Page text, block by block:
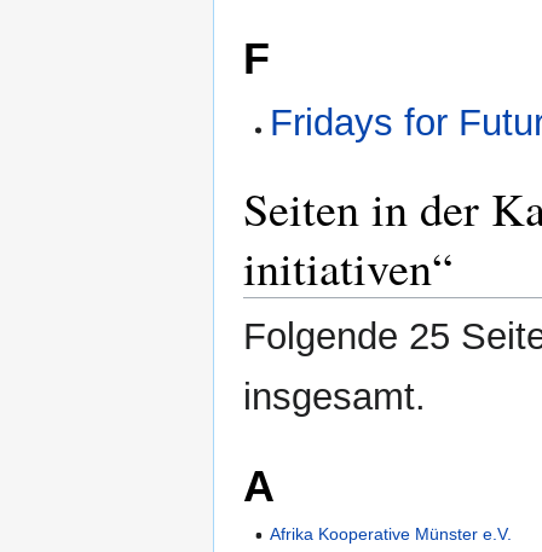
F
Fridays for
Seiten in der
initiativen“
Folgende 25
insgesamt.
A
Afrika Kooperative Münster e.V.